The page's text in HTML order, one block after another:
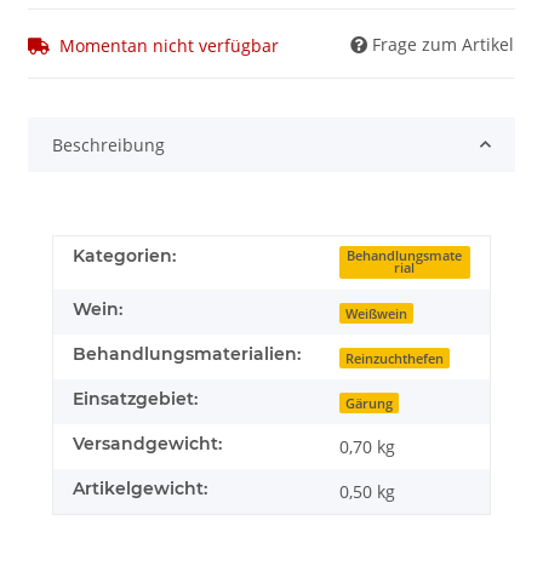
Momentan nicht verfügbar Frage zum Artikel
Beschreibung
Kategorien: Behandlungsmate
rial
Wein: Weißwein
Behandlungsmaterialien: Reinzuchthefen
Einsatzgebiet: Gärung
Versandgewicht: 0,70 kg
Artikelgewicht: 0,50 kg